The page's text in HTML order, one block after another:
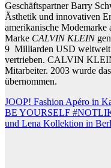
Geschäftspartner Barry
Ästhetik und innovativen
amerikanische
Marke CALVIN KLEIN
9 Milliarden USD weltweit
vertrieben. CALVIN
Mitarbeiter. 2003 wurde
übernommen.
JOOP! Fashion Apéro in
BE YOURSELF
und Lena Kollektion in